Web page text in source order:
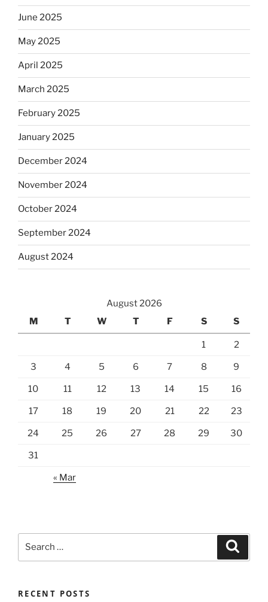
June 2025
May 2025
April 2025
March 2025
February 2025
January 2025
December 2024
November 2024
October 2024
September 2024
August 2024
August 2026
M
T W T F S S
1 2
3 4 5 6 7 8 9
10 11 12 13 14 15 16
17 18 19 20 21 22 23
24 25 26 27 28 29 30
31
« Mar
RECENT POSTS